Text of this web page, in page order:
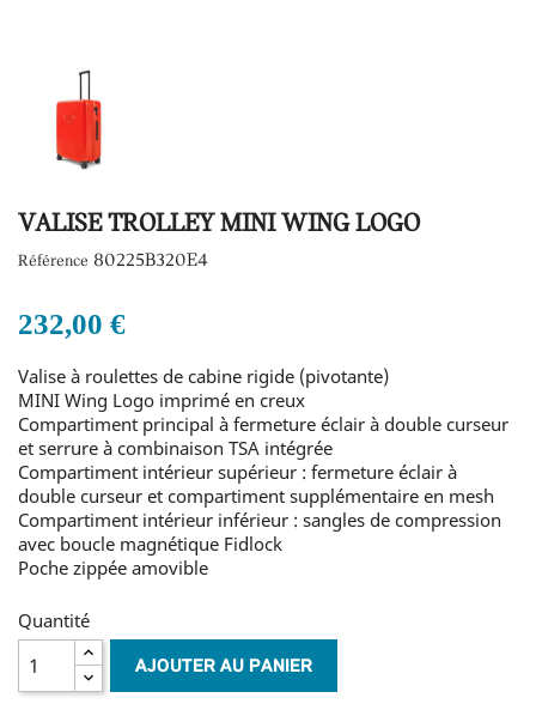
VALISE TROLLEY MINI WING LOGO
Référence 80225B320E4
232,00 €
Valise à roulettes de cabine rigide (pivotante)
MINI Wing Logo imprimé en creux
Compartiment principal à fermeture éclair à double curseur
et serrure à combinaison TSA intégrée
Compartiment intérieur supérieur : fermeture éclair à
double curseur et compartiment supplémentaire en mesh
Compartiment intérieur inférieur : sangles de compression
avec boucle magnétique Fidlock
Poche zippée amovible
Quantité
AJOUTER AU PANIER